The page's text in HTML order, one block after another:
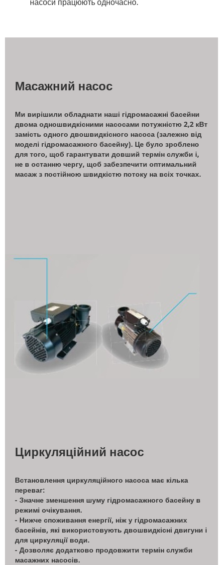
Масажний насос
Ми вирішили обладнати наші гідромасажні басейни
двома одношвидкісними насосами потужністю 2,2 кВт
замість одного двошвидкісного насоса (залежно від
моделі гідромасажного басейну). Це було зроблено
для того, щоб гарантувати довший термін служби і,
не в останню чергу, щоб забезпечити оптимальний
масаж з постійною швидкістю потоку на всіх точках.
Циркуляційний насос
Встановлення циркуляційного насоса має кілька
переваг:
- Значне зменшення шуму гідромасажного басейну в
режимі очікування.
- Нижче споживання енергії, ніж у гідромасажних
басейнів, які використовують двошвидкісні двигуни і
для циркуляції води.
- Дозволяє додатково продовжити термін служби
масажних насосів.